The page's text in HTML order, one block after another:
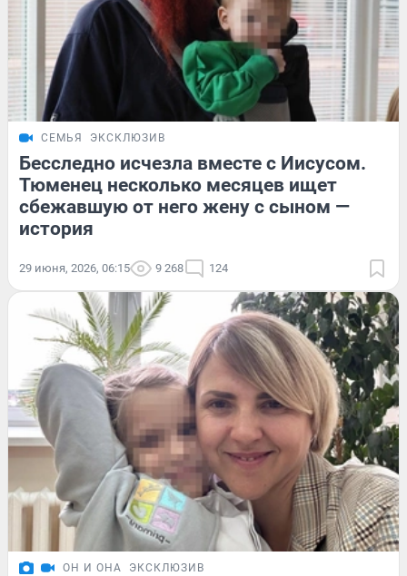
СЕМЬЯ ЭКСКЛЮЗИВ
Бесследно исчезла вместе с Иисусом.
Тюменец несколько месяцев ищет
сбежавшую от него жену с сыном —
история
29 июня, 2026, 06:15 9 268 124
ОН И ОНА ЭКСКЛЮЗИВ